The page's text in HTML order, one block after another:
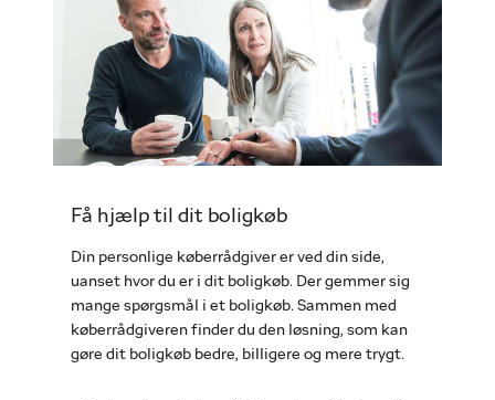
Få hjælp til dit boligkøb
Din personlige køberrådgiver er ved din side,
uanset hvor du er i dit boligkøb. Der gemmer sig
mange spørgsmål i et boligkøb. Sammen med
køberrådgiveren finder du den løsning, som kan
gøre dit boligkøb bedre, billigere og mere trygt.